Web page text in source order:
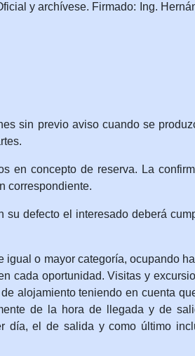
y archívese. Firmado: Ing.
sin previo aviso cuando se
en concepto de reserva. La
correspondiente.
defecto el interesado deberá
o mayor categoría, ocupando
cada oportunidad. Visitas y
alojamiento teniendo en cuenta
de la hora de llegada y de
día, el de salida y como último